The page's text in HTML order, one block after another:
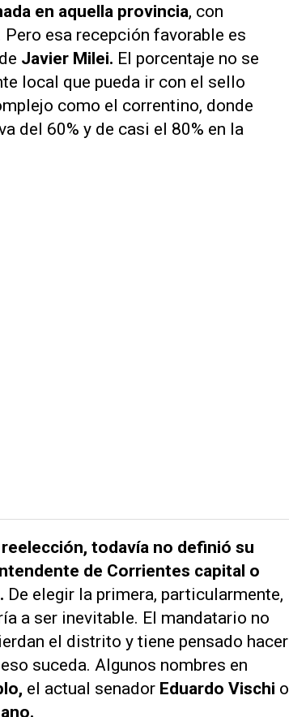
en aquella provincia, con
esa recepción favorable es
Javier Milei. El porcentaje no se
local que pueda ir con el sello
como el correntino, donde
del 60% y de casi el 80% en la
todavía no definió su
de Corrientes capital o
De elegir la primera, particularmente,
a ser inevitable. El mandatario no
el distrito y tiene pensado hacer
suceda. Algunos nombres en
el actual senador Eduardo Vischi o